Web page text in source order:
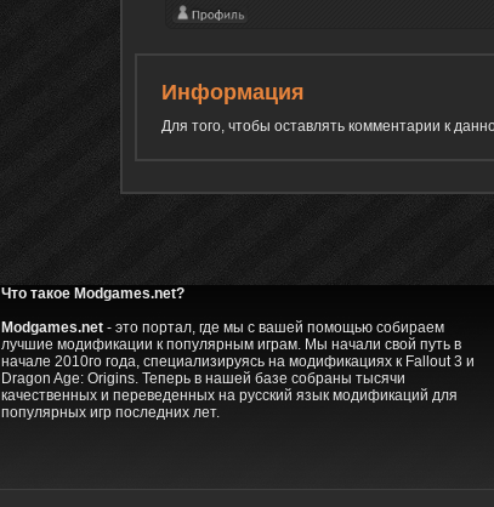
Информация
Для того, чтобы оставлять комментарии к
Что такое Modgames.net?
Modgames.net- это портал, где мы с вашей помощью собираем
лучшие модификации к популярным играм. Мы начали свой путь в
начале 2010го года, специализируясь на модификациях к Fallout 3 и
Dragon Age: Origins. Теперь в нашей базе собраны тысячи
качественных и переведенных на русский язык модификаций для
популярных игр последних лет.